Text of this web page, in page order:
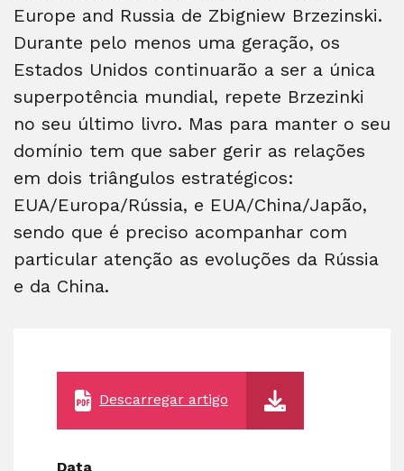
Europe and Russia de Zbigniew Brzezinski.
Durante pelo menos uma geração, os
Estados Unidos continuarão a ser a única
superpotência mundial, repete Brzezinki
no seu último livro. Mas para manter o seu
domínio tem que saber gerir as relações
em dois triângulos estratégicos:
EUA/Europa/Rússia, e EUA/China/Japão,
sendo que é preciso acompanhar com
particular atenção as evoluções da Rússia
e da China.
Descarregar artigo
Data